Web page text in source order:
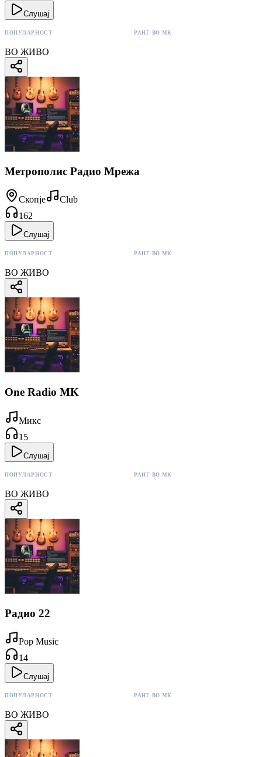
Слушај
ПОПУЛАРНОСТ РАНГ ВО МК
ВО ЖИВО
Метрополис Радио Мрежа
Скопје
Club
162
Слушај
ПОПУЛАРНОСТ РАНГ ВО МК
ВО ЖИВО
One Radio MK
Микс
15
Слушај
ПОПУЛАРНОСТ РАНГ ВО МК
ВО ЖИВО
Радио 22
Pop Music
14
Слушај
ПОПУЛАРНОСТ РАНГ ВО МК
ВО ЖИВО